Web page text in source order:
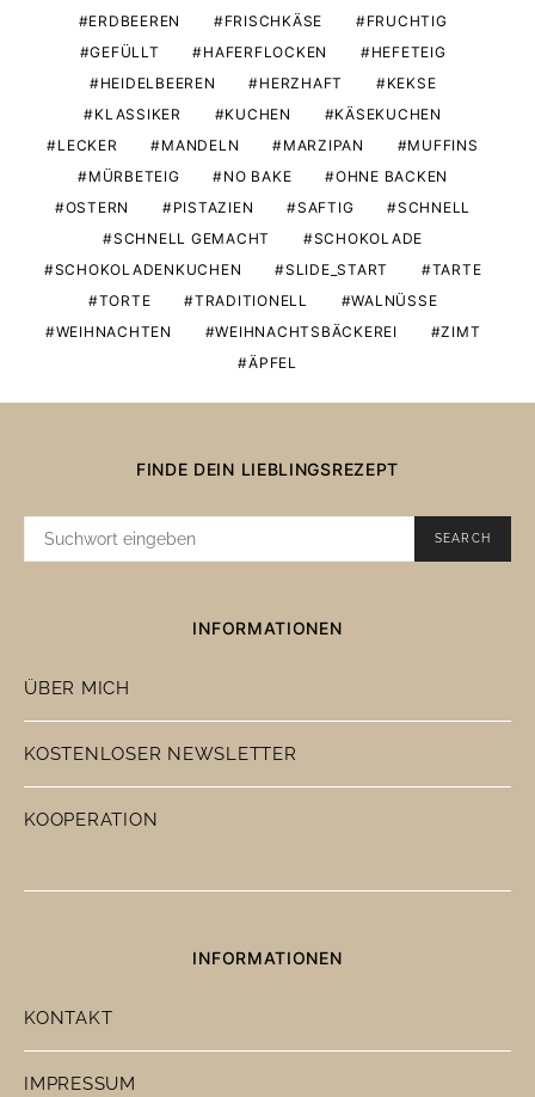
ERDBEEREN
FRISCHKÄSE
FRUCHTIG
GEFÜLLT
HAFERFLOCKEN
HEFETEIG
HEIDELBEEREN
HERZHAFT
KEKSE
KLASSIKER
KUCHEN
KÄSEKUCHEN
LECKER
MANDELN MARZIPAN
MUFFINS
MÜRBETEIG
NO BAKE
OHNE BACKEN
OSTERN
PISTAZIEN SAFTIG
SCHNELL
SCHNELL GEMACHT
SCHOKOLADE
SCHOKOLADENKUCHEN
SLIDE_START
TARTE
TORTE
TRADITIONELL
WALNÜSSE
WEIHNACHTEN
WEIHNACHTSBÄCKEREI
ZIMT
ÄPFEL
FINDE DEIN LIEBLINGSREZEPT
SUCHE
SEARCH
INFORMATIONEN
ÜBER MICH
KOSTENLOSER NEWSLETTER
KOOPERATION
INFORMATIONEN
KONTAKT
IMPRESSUM